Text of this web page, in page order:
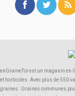
enGraineToi est un magasin en
et horticoles. Avec plus de 550
graines : Graines communes